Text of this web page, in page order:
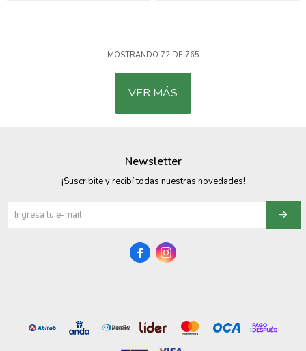
MOSTRANDO 72DE 765
VER MÁS
Newsletter
¡Suscribite y recibí todas nuestras novedades!
 